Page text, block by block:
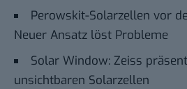
Perowskit-Solarzellen vor
Neuer Ansatz löst Probleme
Solar Window: Zeiss
unsichtbaren Solarzellen